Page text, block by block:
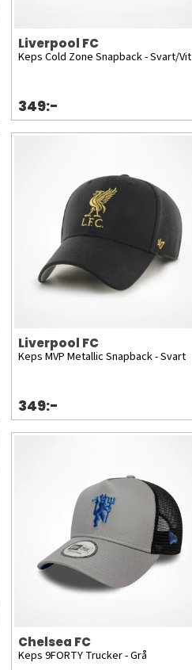
Liverpool FC
Keps Cold Zone Snapback - Svart/Vit
349:-
Liverpool FC
Keps MVP Metallic Snapback - Svart
349:-
Chelsea FC
Keps 9FORTY Trucker - Grå